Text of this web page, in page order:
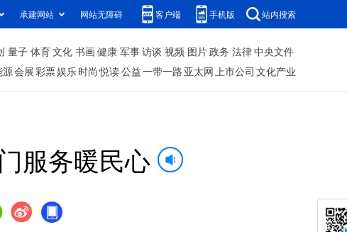
承建网站 网站无障碍 客户端 手机版 站内搜索
量子 体育文化 书画健康 军事访谈 视频 图片政务 法律中央文件
源会展彩票娱乐时尚 悦读公益一带一路 亚太网上市公司 文化产业
服务暖民心